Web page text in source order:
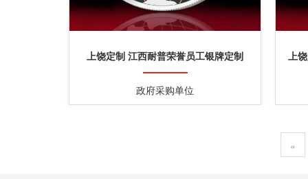
上饶定制 江西耐普荣誉员工银牌定制
政府采购单位
上
«